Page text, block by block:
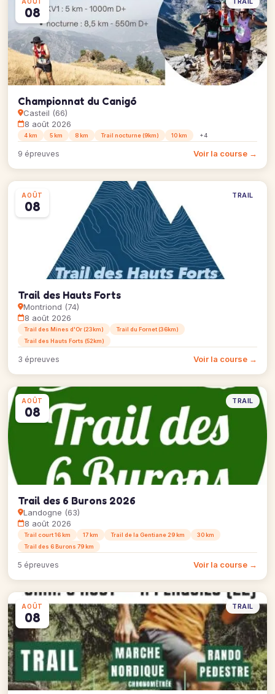
08
Championnat du Canigó
Casteil (66)
8 août 2026
4 km 5 km 8 km Trail nocturne (9km) 10 km +4
9 épreuves Voir la course →
AOÛT
08
TRAIL
Trail des Hauts Forts
Montriond (74)
8 août 2026
Trail des Mines d'Or (23km)
Trail du Fornet (36km)
Trail des Hauts Forts (52km)
3 épreuves Voir la course →
AOÛT
08
TRAIL
Trail des 6 Burons 2026
Landogne (63)
8 août 2026
Trail court 16 km 17 km Trail de la Gentiane 29 km
30 km
Trail des 6 Burons 79 km
5 épreuves Voir la course →
AOÛT
08
TRAIL